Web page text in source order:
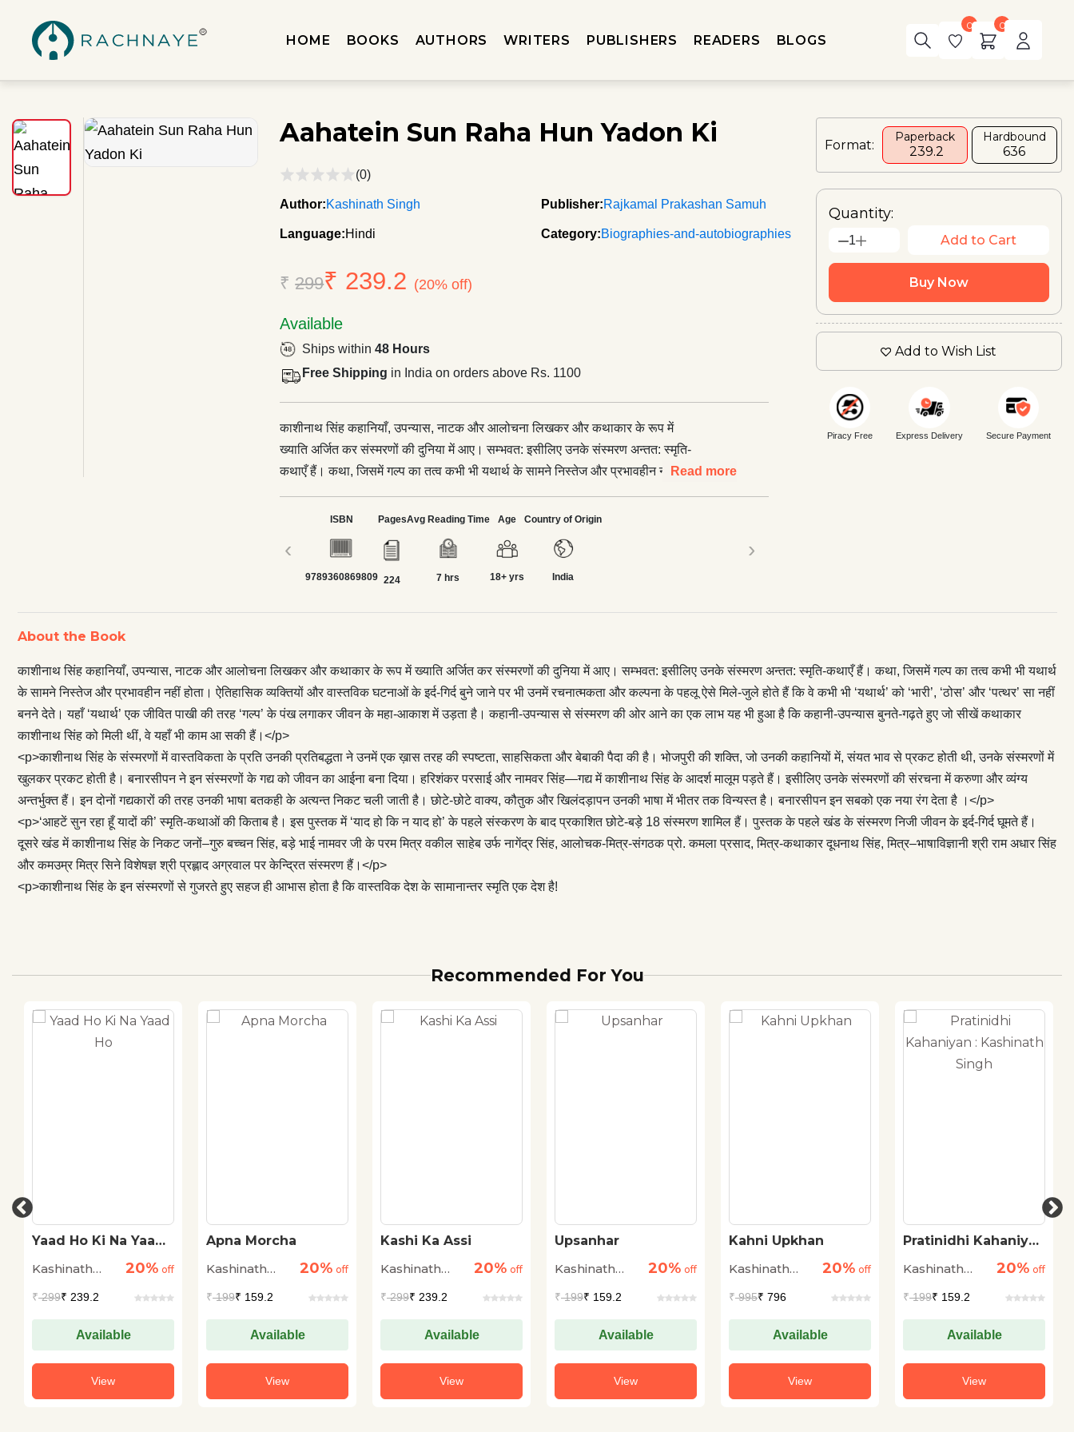
HOME BOOKS AUTHORS WRITERS PUBLISHERS READERS BLOGS
0 0
Aahatein Sun Raha Hun Yadon Ki
(0)
Author:Kashinath Singh Publisher:Rajkamal Prakashan Samuh
Language:Hindi Category:Biographies-and-autobiographies
₹299₹ 239.2 (20% off)
Available
Ships within48 Hours
Free Shipping in India on orders above Rs. 1100
काशीनाथ सिंह कहानियाँ, उपन्यास, नाटक और आलोचना लिखकर और कथाकार के रूप में
ख्याति अर्जित कर संस्मरणों की दुनिया में आए। सम्भवत: इसीलिए उनके संस्मरण अन्तत: स्मृति-
कथाएँ हैं। कथा, जिसमें गल्प का तत्व कभी भी यथार्थ के सामने निस्तेज और प्रभावहीन नहीं
रचनात्मकता और कल्पना के पहलू ऐसे मिले-जुले होते हैं कि वे कभी भी ‘यथार्थ’ को ‘भारी’, ‘ठोस’
और ‘पत्थर’ सा नहीं बनने देते। यहाँ ‘यथार्थ’ एक जीवित पाखी की तरह ‘गल्प’ के पंख लगाकर
जीवन के महा-आकाश में उड़ता है। कहानी-उपन्यास से संस्मरण की ओर आने का एक लाभ यह
भी हुआ है कि कहानी-उपन्यास बुनते-गढ़ते हुए जो सीखें कथाकार काशीनाथ सिंह को मिली थीं, वे
होती है। बनारसीपन ने इन संस्मरणों के गद्य को जीवन का आईना बना दिया। हरिशंकर परसाई
और नामवर सिंह—गद्य में काशीनाथ सिंह के आदर्श मालूम पड़ते हैं। इसीलिए उनके संस्मरणों की
संरचना में करुणा और व्यंग्य अन्तर्भुक्त हैं। इन दोनों गद्यकारों की तरह उनकी भाषा बतकही के
अत्यन्त निकट चली जाती है। छोटे-छोटे वाक्य, कौतुक और खिलंदड़ापन उनकी भाषा में भीतर
तक विन्यस्त है। बनारसीपन इन सबको एक नया रंग देता है ।</p> <p>‘आहटें सुन रहा हूँ यादों
की’ स्मृति-कथाओं की किताब है। इस पुस्तक में ‘याद हो कि न याद हो’ के पहले संस्करण के बाद
प्रकाशित छोटे-बड़े 18 संस्मरण शामिल हैं। पुस्तक के पहले खंड के संस्मरण निजी जीवन के
इर्द-गिर्द घूमते हैं। दूसरे खंड में काशीनाथ सिंह के निकट जनों–गुरु बच्चन सिंह, बड़े भाई नामवर
जी के परम मित्र वकील साहेब उर्फ नागेंद्र सिंह, आलोचक-मित्र-संगठक प्रो. कमला प्रसाद,
मित्र-कथाकार दूधनाथ सिंह, मित्र–भाषाविज्ञानी श्री राम अधार सिंह और कमउम्र मित्र सिने
विशेषज्ञ श्री प्रह्लाद अग्रवाल पर केन्द्रित संस्मरण हैं।</p> <p>काशीनाथ सिंह के इन
Read more
‹
ISBN
9789360869809
Pages
224
Avg Reading Time
7 hrs
Age
18+ yrs
Country of Origin
India
›
Format:
Paperback
₹ 239.2
Hardbound
₹636
Quantity:
1 Add to Cart
Buy Now
Add to Wish List
Piracy Free Express Delivery Secure Payment
About the Book
काशीनाथ सिंह कहानियाँ, उपन्यास, नाटक और आलोचना लिखकर और कथाकार के रूप में ख्याति अर्जित कर संस्मरणों की दुनिया में आए। सम्भवत: इसीलिए उनके संस्मरण अन्तत: स्मृति-कथाएँ हैं। कथा, जिसमें गल्प का तत्व कभी भी यथार्थ
के सामने निस्तेज और प्रभावहीन नहीं होता। ऐतिहासिक व्यक्तियों और वास्तविक घटनाओं के इर्द-गिर्द बुने जाने पर भी उनमें रचनात्मकता और कल्पना के पहलू ऐसे मिले-जुले होते हैं कि वे कभी भी ‘यथार्थ’ को ‘भारी’, ‘ठोस’ और ‘पत्थर’ सा नहीं
बनने देते। यहाँ ‘यथार्थ’ एक जीवित पाखी की तरह ‘गल्प’ के पंख लगाकर जीवन के महा-आकाश में उड़ता है। कहानी-उपन्यास से संस्मरण की ओर आने का एक लाभ यह भी हुआ है कि कहानी-उपन्यास बुनते-गढ़ते हुए जो सीखें कथाकार
काशीनाथ सिंह को मिली थीं, वे यहाँ भी काम आ सकी हैं।</p>
<p>काशीनाथ सिंह के संस्मरणों में वास्तविकता के प्रति उनकी प्रतिबद्धता ने उनमें एक ख़ास तरह की स्पष्टता, साहसिकता और बेबाकी पैदा की है। भोजपुरी की शक्ति, जो उनकी कहानियों में, संयत भाव से प्रकट होती थी, उनके संस्मरणों में
खुलकर प्रकट होती है। बनारसीपन ने इन संस्मरणों के गद्य को जीवन का आईना बना दिया। हरिशंकर परसाई और नामवर सिंह—गद्य में काशीनाथ सिंह के आदर्श मालूम पड़ते हैं। इसीलिए उनके संस्मरणों की संरचना में करुणा और व्यंग्य
अन्तर्भुक्त हैं। इन दोनों गद्यकारों की तरह उनकी भाषा बतकही के अत्यन्त निकट चली जाती है। छोटे-छोटे वाक्य, कौतुक और खिलंदड़ापन उनकी भाषा में भीतर तक विन्यस्त है। बनारसीपन इन सबको एक नया रंग देता है ।</p>
<p>‘आहटें सुन रहा हूँ यादों की’ स्मृति-कथाओं की किताब है। इस पुस्तक में ‘याद हो कि न याद हो’ के पहले संस्करण के बाद प्रकाशित छोटे-बड़े 18 संस्मरण शामिल हैं। पुस्तक के पहले खंड के संस्मरण निजी जीवन के इर्द-गिर्द घूमते हैं।
दूसरे खंड में काशीनाथ सिंह के निकट जनों–गुरु बच्चन सिंह, बड़े भाई नामवर जी के परम मित्र वकील साहेब उर्फ नागेंद्र सिंह, आलोचक-मित्र-संगठक प्रो. कमला प्रसाद, मित्र-कथाकार दूधनाथ सिंह, मित्र–भाषाविज्ञानी श्री राम अधार सिंह
और कमउम्र मित्र सिने विशेषज्ञ श्री प्रह्लाद अग्रवाल पर केन्द्रित संस्मरण हैं।</p>
<p>काशीनाथ सिंह के इन संस्मरणों से गुजरते हुए सहज ही आभास होता है कि वास्तविक देश के सामानान्तर स्मृति एक देश है!
Recommended For You
Yaad Ho Ki Na Yaad
Kashinath
20% off
₹299₹ 239.2
Available
View
Apna Morcha
Kashinath
20% off
₹199₹ 159.2
Available
View
Kashi Ka Assi
Kashinath
20% off
₹299₹ 239.2
Available
View
Upsanhar
Kashinath
20% off
₹199₹ 159.2
Available
View
Kahni Upkhan
Kashinath
20% off
₹995₹ 796
Available
View
Pratinidhi Kahaniyan
Kashinath
20% off
₹199₹ 159.2
Available
View